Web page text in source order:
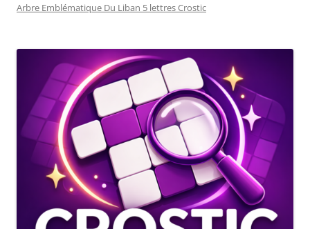
Arbre Emblématique Du Liban 5 lettres Crostic